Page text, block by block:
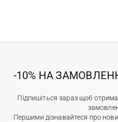
-10% НА
Підпишіться зараз щоб
Першими дізнавайтеся про